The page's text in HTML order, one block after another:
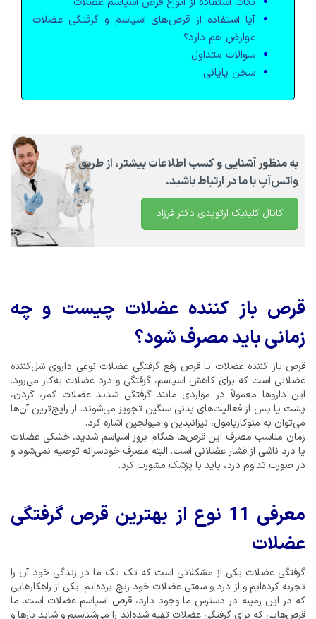
آیا استفاده از قرص‌های اسپاسم و گرفتگی عضلات
عوارض هم دارد؟
سوالات متداول
سخن پایانی
به منظور آشنایی و کسب اطلاعات بیشتر، از طریق
واتس‌آپ با ما در ارتباط باشید.
کانال کلینیک ارتوپدی دکتر فرزاد
قرص باز کننده عضلات چیست و چه
زمانی باید مصرف شود؟
قرص باز کننده عضلات یا قرص رفع گرفتگی عضلات نوعی داروی شل‌کننده
عضلانی است که برای کاهش اسپاسم، گرفتگی و درد عضلات به‌کار می‌رود.
این داروها معمولاً در مواردی مانند گرفتگی شدید عضلات کمر، گردن،
پشت یا پس از فعالیت‌های بدنی سنگین تجویز می‌شوند. از رایج‌ترین آن‌ها
می‌توان به متوکاربامول، تیزانیدین و میولجین اشاره کرد.
زمان مناسب مصرف این قرص‌ها هنگام بروز اسپاسم شدید، خشکی عضلات
یا درد ناشی از فشار عضلانی است. البته مصرف خودسرانه توصیه نمی‌شود و
در صورت تداوم درد، باید با پزشک مشورت کرد.
معرفی 11 نوع از بهترین قرص گرفتگی
عضلات
گرفتگی عضلات یکی از مشکلاتی است که تک تک ما در زندگی خود آن را
تجربه کرده‌ایم و از درد و سفتی عضلات خود رنج برده‌ایم. یکی از راهکارهایی
که در این زمینه در دسترس ما وجود دارد، قرص اسپاسم عضلات است. ما
قرص‌هایی که برای گرفتگی عضلات تهیه شده‌اند را می‌شناسیم و شاید بارها و